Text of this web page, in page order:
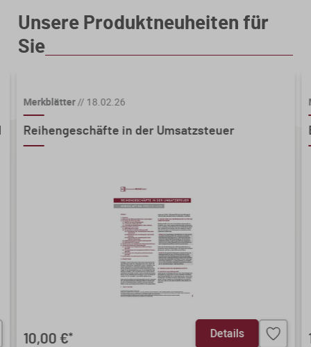
Unsere Produktneuheiten für
Sie
Merkblätter// 18.02.26
Reihengeschäfte in der Umsatzsteuer
10,00 €* Details